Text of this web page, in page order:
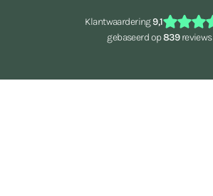
Klantwaardering9,1
gebaseerd op839reviews